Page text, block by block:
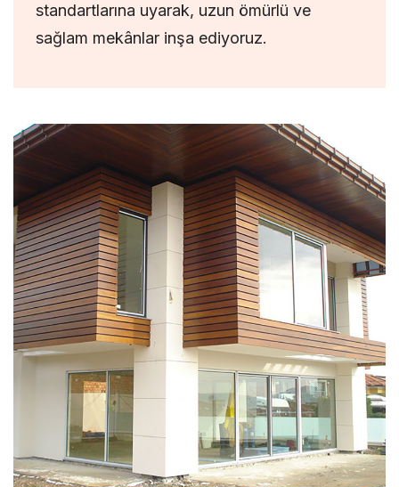
standartlarına uyarak, uzun ömürlü ve
sağlam mekânlar inşa ediyoruz.